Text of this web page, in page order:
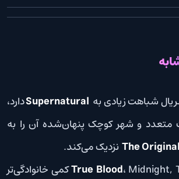
شباهت زیادی به Supernaturalدارد،
متعدد و شهر کوچک پنهان‌شده آن را به
The نزدیک می‌کند.
True Blood، Midnight, Texas کمی خانوادگی‌تر